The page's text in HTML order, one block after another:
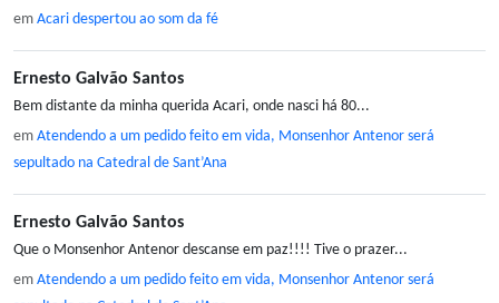
em Acari despertou ao som da fé
Ernesto Galvão Santos
Bem distante da minha querida Acari, onde nasci há 80...
em Atendendo a um pedido feito em vida, Monsenhor Antenor será
sepultado na Catedral de Sant’Ana
Ernesto Galvão Santos
Que o Monsenhor Antenor descanse em paz!!!! Tive o prazer...
em Atendendo a um pedido feito em vida, Monsenhor Antenor será